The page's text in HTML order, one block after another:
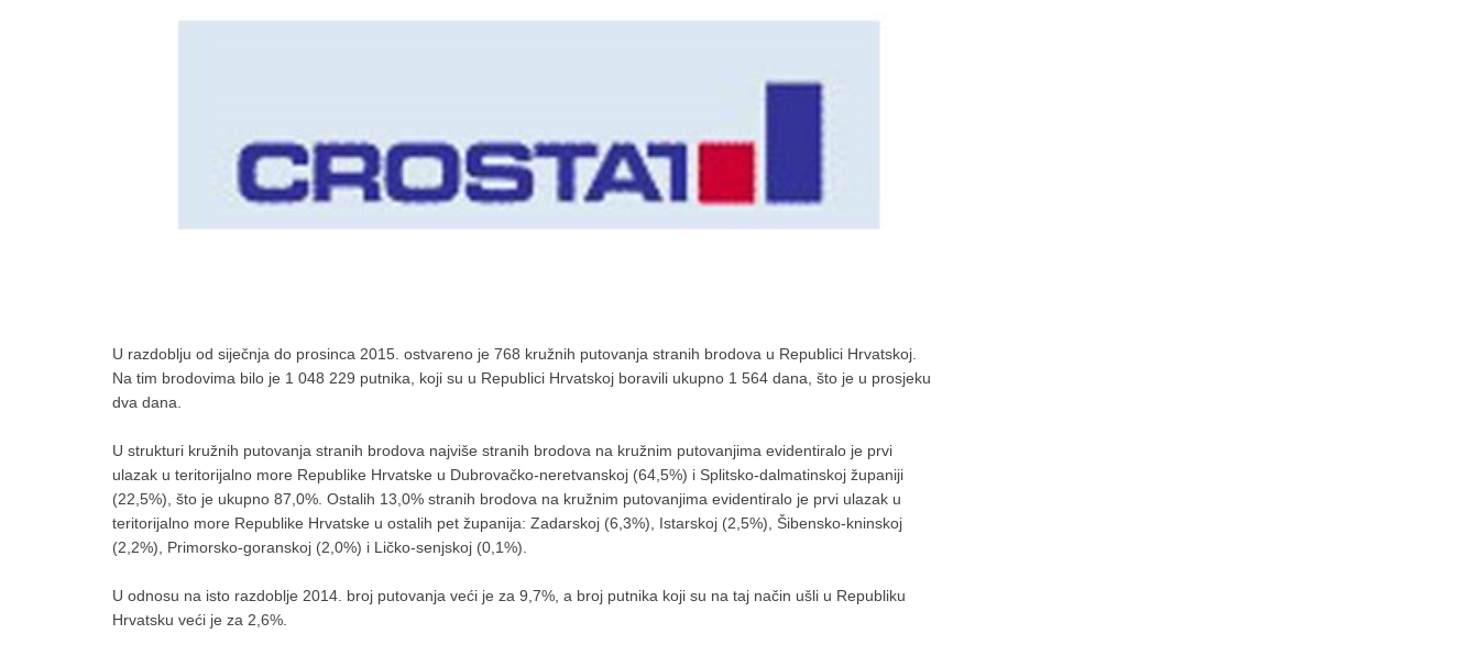
U razdoblju od siječnja do prosinca 2015. ostvareno je 768 kružnih putovanja stranih brodova u Republici Hrvatskoj.
Na tim brodovima bilo je 1 048 229 putnika, koji su u Republici Hrvatskoj boravili ukupno 1 564 dana, što je u prosjeku
dva dana.
U strukturi kružnih putovanja stranih brodova najviše stranih brodova na kružnim putovanjima evidentiralo je prvi
ulazak u teritorijalno more Republike Hrvatske u Dubrovačko-neretvanskoj (64,5%) i Splitsko-dalmatinskoj županiji
(22,5%), što je ukupno 87,0%. Ostalih 13,0% stranih brodova na kružnim putovanjima evidentiralo je prvi ulazak u
teritorijalno more Republike Hrvatske u ostalih pet županija: Zadarskoj (6,3%), Istarskoj (2,5%), Šibensko-kninskoj
(2,2%), Primorsko-goranskoj (2,0%) i Ličko-senjskoj (0,1%).
U odnosu na isto razdoblje 2014. broj putovanja veći je za 9,7%, a broj putnika koji su na taj način ušli u Republiku
Hrvatsku veći je za 2,6%.